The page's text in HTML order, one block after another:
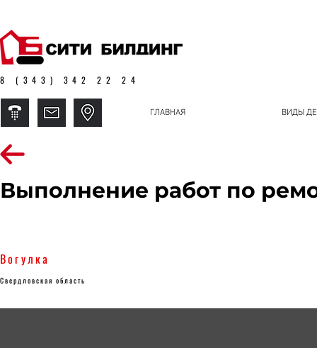
8 (343) 342 22 24
ГЛАВНАЯ ВИДЫ
Выполнение работ по
Вогулка
Свердловская область